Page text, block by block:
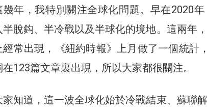
幾年，我特別關注全球化問題。早在2020
半脫鈎、半冷戰以及半球化的境地。這兩年
經常出現，《紐約時報》上月做了一個統計
在123篇文章裏出現，所以大家都很關注。
家知道，這一波全球化始於冷戰結束、蘇聯